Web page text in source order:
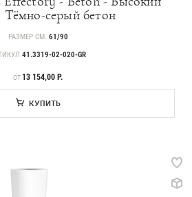
Тёмно-серый бетон
РАЗМЕР СМ. 61/90
41.3319-02-020-GR
ЦЕНА
ОТ 13 154,00 Р.
КУПИТЬ